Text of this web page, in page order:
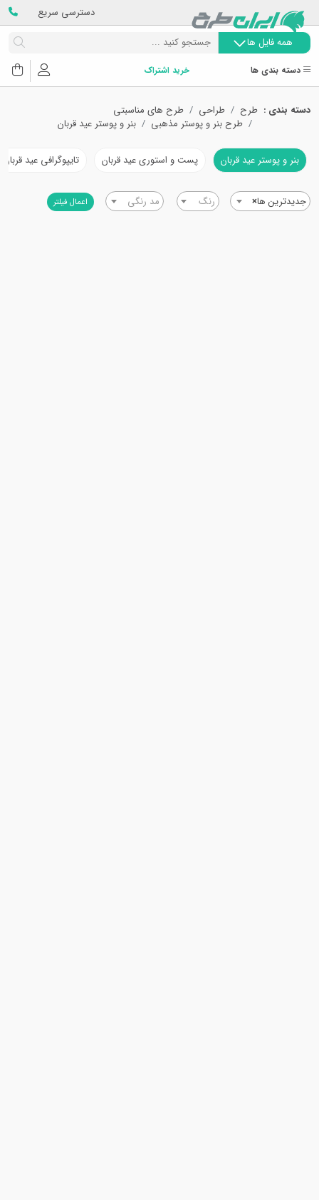
دسترسی سریع
همه فایل ها
دسته بندی ها خرید اشتراک
دسته بندی : طرح طراحی
طرح های مناسبتی
طرح بنر و پوستر مذهبی
بنر و پوستر عید قربان
بنر و پوستر عید قربان پست و استوری عید قربان تایپوگرافی عید قربان
×جدیدترین ها رنگ مد رنگی اعمال فیلتر